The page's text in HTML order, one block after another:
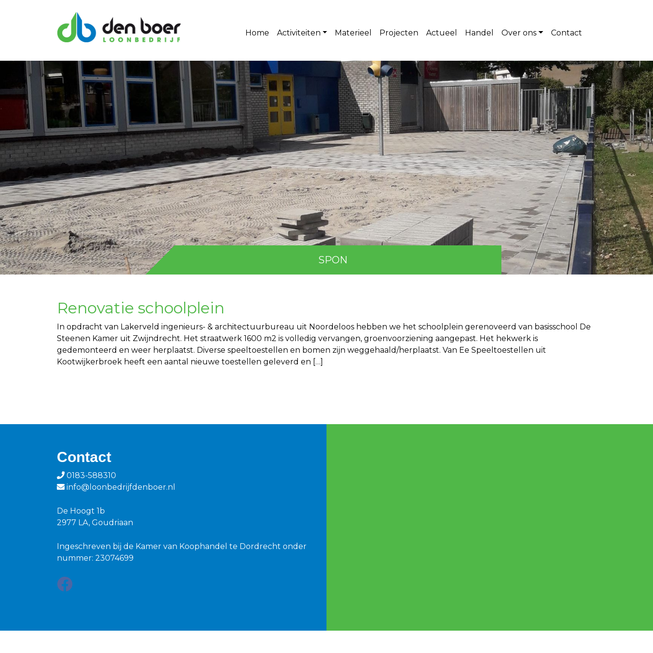
Home Activiteiten Materieel Projecten Actueel Handel Over ons Contact
SPON
Renovatie schoolplein
In opdracht van Lakerveld ingenieurs- & architectuurbureau uit Noordeloos hebben we het schoolplein gerenoveerd van basisschool De
Steenen Kamer uit Zwijndrecht. Het straatwerk 1600 m2 is volledig vervangen, groenvoorziening aangepast. Het hekwerk is
gedemonteerd en weer herplaatst. Diverse speeltoestellen en bomen zijn weggehaald/herplaatst. Van Ee Speeltoestellen uit
Kootwijkerbroek heeft een aantal nieuwe toestellen geleverd en […]
Contact
0183-588310
info@loonbedrijfdenboer.nl
De Hoogt 1b
2977 LA, Goudriaan
Ingeschreven bij de Kamer van Koophandel te Dordrecht onder
nummer: 23074699